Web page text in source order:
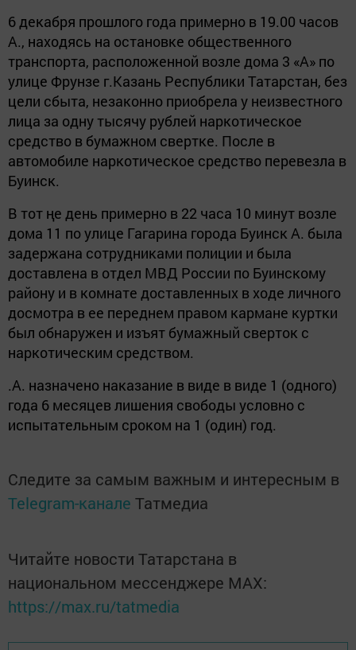
6 декабря прошлого года примерно в 19.00 часов
А., находясь на остановке общественного
транспорта, расположенной возле дома 3 «А» по
улице Фрунзе г.Казань Республики Татарстан, без
цели сбыта, незаконно приобрела у неизвестного
лица за одну тысячу рублей наркотическое
средство в бумажном свертке. После в
автомобиле наркотическое средство перевезла в
Буинск.
В тот ңе день примерно в 22 часа 10 минут возле
дома 11 по улице Гагарина города Буинск А. была
задержана сотрудниками полиции и была
доставлена в отдел МВД России по Буинскому
району и в комнате доставленных в ходе личного
досмотра в ее переднем правом кармане куртки
был обнаружен и изъят бумажный сверток с
наркотическим средством.
.А. назначено наказание в виде в виде 1 (одного)
года 6 месяцев лишения свободы условно с
испытательным сроком на 1 (один) год.
Следите за самым важным и интересным в
Telegram-канале Татмедиа
Читайте новости Татарстана в
национальном мессенджере MАХ:
https://max.ru/tatmedia